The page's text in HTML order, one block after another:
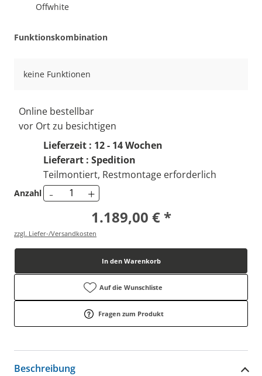
Offwhite
Funktionskombination
keine Funktionen
Online bestellbar
vor Ort zu besichtigen
Lieferzeit : 12 - 14 Wochen
Lieferart : Spedition
Teilmontiert, Restmontage erforderlich
Anzahl - +
1.189,00 € *
zzgl. Liefer-/Versandkosten
In den Warenkorb
Auf die Wunschliste
Fragen zum Produkt
Beschreibung